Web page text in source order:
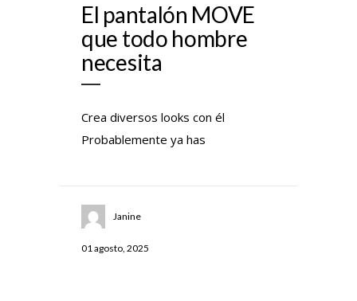
El pantalón MOVE
que todo hombre
necesita
Crea diversos looks con él
Probablemente ya has
Janine
01 agosto, 2025